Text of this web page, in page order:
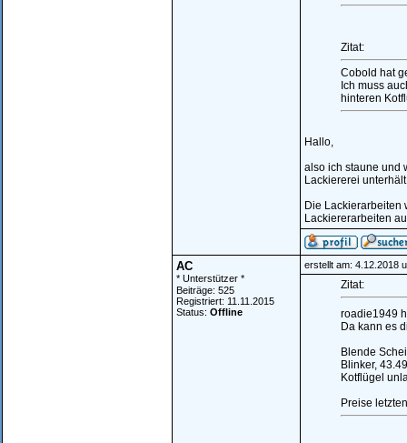
Zitat:
Cobold hat
Ich muss
hinteren
Hallo,
also ich staune und
Lackiererei
Die Lackierarbeiten
Lackiererarbeiten
AC
* Unterstützer *
Beiträge: 525
Registriert: 11.11.2015
Status: Offline
erstellt am: 4.12.2018
Zitat:
roadie1949
Da kann es
Blende
Blinker,
Kotflügel
Preise